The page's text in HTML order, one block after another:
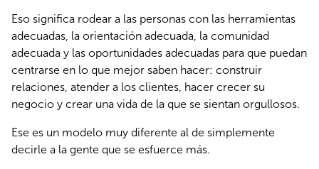
Eso significa rodear a las personas con las herramientas
adecuadas, la orientación adecuada, la comunidad
adecuada y las oportunidades adecuadas para que puedan
centrarse en lo que mejor saben hacer: construir
relaciones, atender a los clientes, hacer crecer su
negocio y crear una vida de la que se sientan orgullosos.
Ese es un modelo muy diferente al de simplemente
decirle a la gente que se esfuerce más.